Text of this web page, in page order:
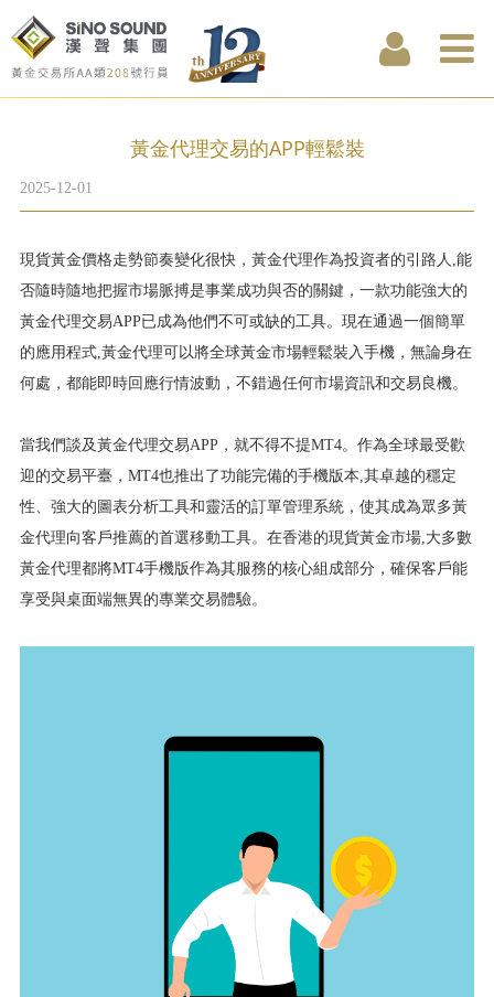
黃金代理交易的APP輕鬆裝
2025-12-01
現貨黃金價格走勢節奏變化很快，黃金代理作為投資者的引路人,能
否隨時隨地把握市場脈搏是事業成功與否的關鍵，一款功能強大的
黃金代理交易APP已成為他們不可或缺的工具。現在通過一個簡單
的應用程式,黃金代理可以將全球黃金市場輕鬆裝入手機，無論身在
何處，都能即時回應行情波動，不錯過任何市場資訊和交易良機。
當我們談及黃金代理交易APP，就不得不提MT4。作為全球最受歡
迎的交易平臺，MT4也推出了功能完備的手機版本,其卓越的穩定
性、強大的圖表分析工具和靈活的訂單管理系統，使其成為眾多黃
金代理向客戶推薦的首選移動工具。在香港的現貨黃金市場,大多數
黃金代理都將MT4手機版作為其服務的核心組成部分，確保客戶能
享受與桌面端無異的專業交易體驗。